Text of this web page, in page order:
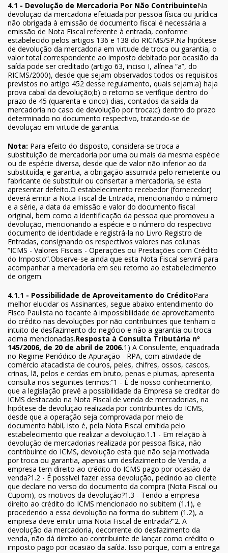
4.1 - Devolução de Mercadoria Por Não ContribuinteNa
devolução da mercadoria efetuada por pessoa física ou jurídica
não obrigada à emissão de documento fiscal é necessária a
emissão de Nota Fiscal referente à entrada, conforme
estabelecido pelos artigos 136 e 138 do RICMS/SP.Na hipótese
de devolução da mercadoria em virtude de troca ou garantia, o
valor total correspondente ao imposto debitado por ocasião da
saída pode ser creditado (artigo 63, inciso I, alínea “a”, do
RICMS/2000), desde que sejam observados todos os requisitos
previstos no artigo 452 desse regulamento, quais sejam:a) haja
prova cabal da devolução;b) o retorno se verifique dentro do
prazo de 45 (quarenta e cinco) dias, contados da saída da
mercadoria no caso de devolução por troca;c) dentro do prazo
determinado no documento respectivo, tratando-se de
devolução em virtude de garantia.
Nota: Para efeito do disposto, considera-se troca a
substituição de mercadoria por uma ou mais da mesma espécie
ou de espécie diversa, desde que de valor não inferior ao da
substituída; e garantia, a obrigação assumida pelo remetente ou
fabricante de substituir ou consertar a mercadoria, se esta
apresentar defeito.O estabelecimento recebedor (fornecedor)
deverá emitir a Nota Fiscal de Entrada, mencionando o número
e a série, a data da emissão e valor do documento fiscal
original, bem como a identificação da pessoa que promoveu a
devolução, mencionando a espécie e o número do respectivo
documento de identidade e registrá-la no Livro Registro de
Entradas, consignando os respectivos valores nas colunas
“ICMS - Valores Fiscais - Operações ou Prestações com Crédito
do Imposto”.Observe-se ainda que esta Nota Fiscal servirá para
acompanhar a mercadoria em seu retorno ao estabelecimento
de origem.
4.1.1 - Possibilidade de Aproveitamento do CréditoPara
melhor elucidar os Assinantes, segue abaixo entendimento do
Fisco Paulista no tocante à impossibilidade de aproveitamento
do crédito nas devoluções por não contribuintes que tenham o
intuito de desfazimento do negócio e não a garantia ou troca
acima mencionadas.Resposta à Consulta Tributária nº
145/2006, de 20 de abril de 2006.1) A Consulente, enquadrada
no Regime Periódico de Apuração - RPA, com atividade de
comércio atacadista de couros, peles, chifres, ossos, cascos,
crinas, lã, pelos e cerdas em bruto, penas e plumas, apresenta
consulta nos seguintes termos:“1 - É de nosso conhecimento,
que a legislação prevê a possibilidade da Empresa se creditar do
ICMS destacado na Nota Fiscal de venda de mercadorias, na
hipótese de devolução realizada por contribuintes do ICMS,
desde que a operação seja comprovada por meio de
documento hábil, isto é, pela Nota Fiscal emitida pelo
estabelecimento que realizar a devolução.1.1 - Em relação à
devolução de mercadorias realizada por pessoa física, não
contribuinte do ICMS, devolução esta que não seja motivada
por troca ou garantia, apenas um desfazimento de Venda, a
empresa tem direito ao crédito do ICMS pago por ocasião da
venda?1.2 - É possível fazer essa devolução, pedindo ao cliente
que declare no verso do documento da compra (Nota Fiscal ou
Cupom), os motivos da devolução?1.3 - Tendo a empresa
direito ao crédito do ICMS mencionado no subitem (1.1), e
procedendo a essa devolução na forma do subitem (1.2), a
empresa deve emitir uma Nota Fiscal de entrada?”2. A
devolução da mercadoria, decorrente do desfazimento da
venda, não dá direito ao contribuinte de lançar como crédito o
imposto pago por ocasião da saída. Isso porque, com a entrega